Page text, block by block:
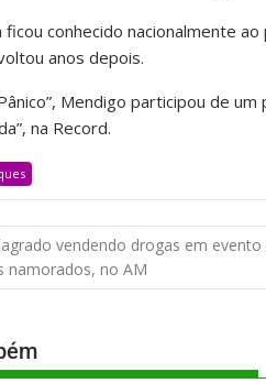
conhecido nacionalmente
anos depois.
Mendigo participou de
na Record.
vendendo drogas em evento
namorados, no AM